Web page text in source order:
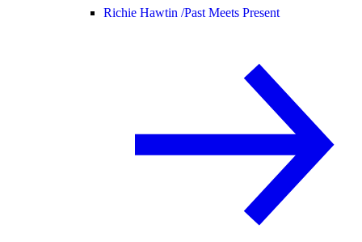
Richie Hawtin /Past Meets Present